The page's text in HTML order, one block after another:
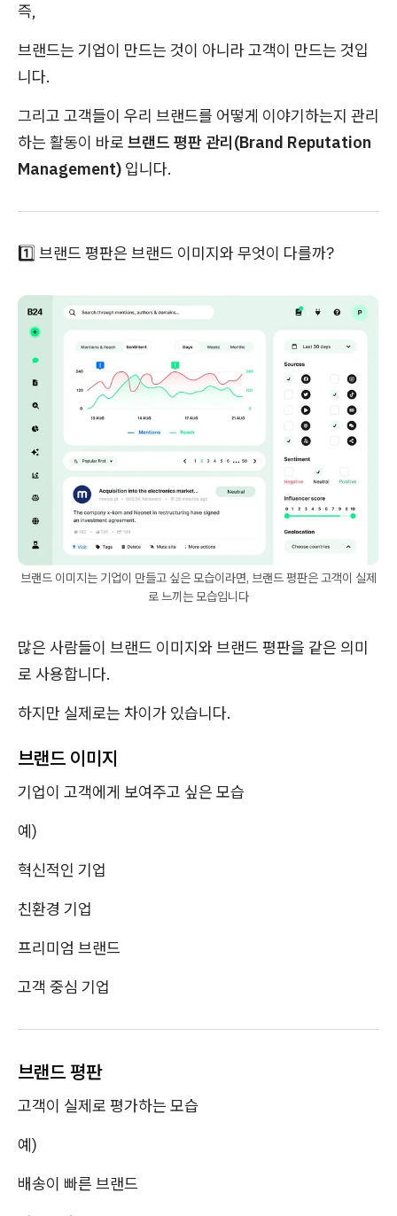
즉,
브랜드는 기업이 만드는 것이 아니라 고객이 만드는 것입
니다.
그리고 고객들이 우리 브랜드를 어떻게 이야기하는지 관리
하는 활동이 바로 브랜드 평판 관리(Brand Reputation
Management) 입니다.
1️⃣ 브랜드 평판은 브랜드 이미지와 무엇이 다를까?
브랜드 이미지는 기업이 만들고 싶은 모습이라면, 브랜드 평판은 고객이 실제
로 느끼는 모습입니다
많은 사람들이 브랜드 이미지와 브랜드 평판을 같은 의미
로 사용합니다.
하지만 실제로는 차이가 있습니다.
브랜드 이미지
기업이 고객에게 보여주고 싶은 모습
예)
혁신적인 기업
친환경 기업
프리미엄 브랜드
고객 중심 기업
브랜드 평판
고객이 실제로 평가하는 모습
예)
배송이 빠른 브랜드